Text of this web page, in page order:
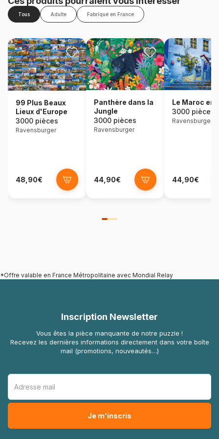
Tous Adulte Fabriqué en France
99 Plus Beaux
Lieux d'Europe
3000 pièces
Ravensburger
48,90€
Panthère dans la
Jungle
3000 pièces
Ravensburger
44,90€
Le Maroc en
3000 pièces
Ravensburger
44,90€
*Offre valable en France Métropolitaine avec Mondial Relay
Inscription Newsletter
Vous êtes la pièce manquante de notre puzzle !
Recevez les dernières informations directement dans votre boîte
mail (promotions, nouveautés…)